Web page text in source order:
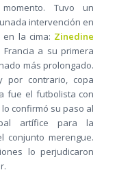
Tuvo un
intervención en
la cima: Zinedine
a su primera
más prolongado.
por contrario, copa
fue el futbolista con
confirmó su paso al
artífice para la
conjunto merengue.
lo perjudicaron